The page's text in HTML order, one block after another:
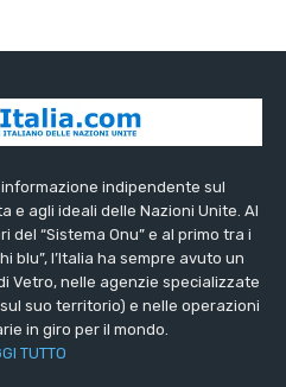
indipendente sul
e agli ideali delle Nazioni Unite. Al
“Sistema Onu” e al primo tra i
blu”, l’Italia ha sempre avuto un
Vetro, nelle agenzie specializzate
suo territorio) e nelle operazioni
in giro per il mondo.
TUTTO